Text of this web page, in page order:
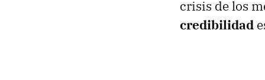
crisis de los
credibilidad